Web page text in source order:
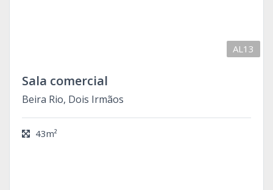
AL13
Sala comercial
Beira Rio, Dois Irmãos
43m²